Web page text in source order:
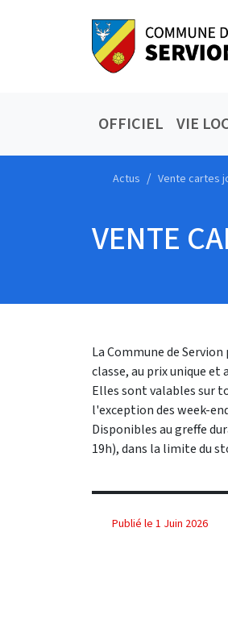
OFFICIEL VIE
Actus Vente cartes
VENTE
La Commune de
classe, au prix unique et
Elles sont valables sur
l'exception des week-
Disponibles au greffe
19h), dans la limite du
Publié le 1 Juin 2026